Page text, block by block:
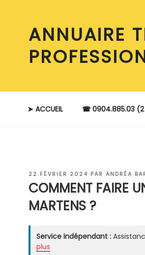
ANNUAIRE
➤ ACCUEIL ☎ 0904.885.03
PUBLIÉ
LE
22 FÉVRIER 2024 PAR ANDRÉA
COMMENT FAIRE
MARTENS ?
Service indépendant :
plus